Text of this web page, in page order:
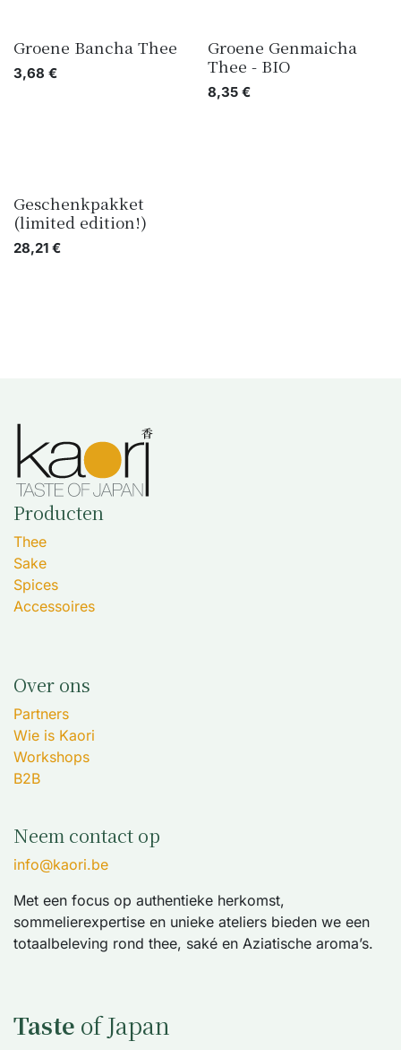
Groene Bancha Thee
3,68 €
Groene Genmaicha
Thee - BIO
8,35€
Geschenkpakket
(limited edition!)
28,21 €
Producten
Thee
Sake
Spices
Accessoires
Over ons
Partners
Wie is Kaori
Workshops
B2B
Neem contact op
info@kaori.be
Met een focus op authentieke herkomst,
sommelierexpertise en unieke ateliers bieden we een
totaalbeleving rond thee, saké en Aziatische aroma’s.
Taste of Japan